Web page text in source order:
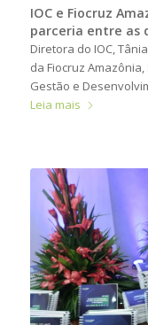
IOC e Fiocruz
parceria entre as
Diretora do IOC,
da Fiocruz
Gestão e
Leia mais